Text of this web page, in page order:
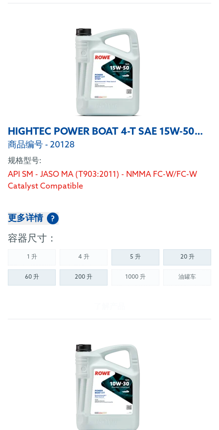
HIGHTEC POWER BOAT 4-T SAE 15W-50 SYNT
商品编号 - 20128
规格型号:
API SM - JASO MA (T903:2011) - NMMA FC-W/FC-W
Catalyst Compatible
更多详情 ?
容器尺寸：
1 升(Not available) 4 升(Not available) 5 升 20 升
60 升 200 升 1000 升(Not available) 油罐车
(Not